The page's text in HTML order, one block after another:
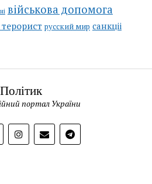
військова допомога
терорист русский мир санкціі
Політик
портал України